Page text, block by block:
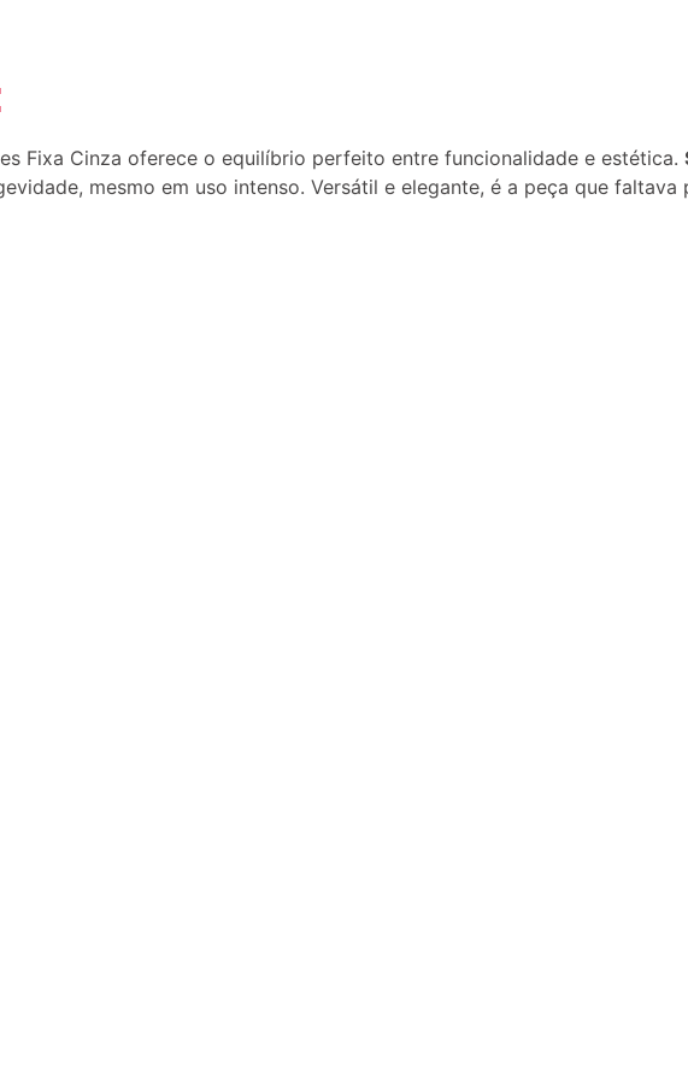
Fixa Cinza oferece o equilíbrio perfeito entre funcionalidade e estética.
mesmo em uso intenso. Versátil e elegante, é a peça que faltava